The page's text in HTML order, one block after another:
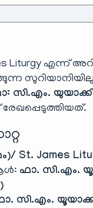
Liturgy എന്ന്
സി.എം.
St. James
ഫാ. സി.എം.
സി.എം.